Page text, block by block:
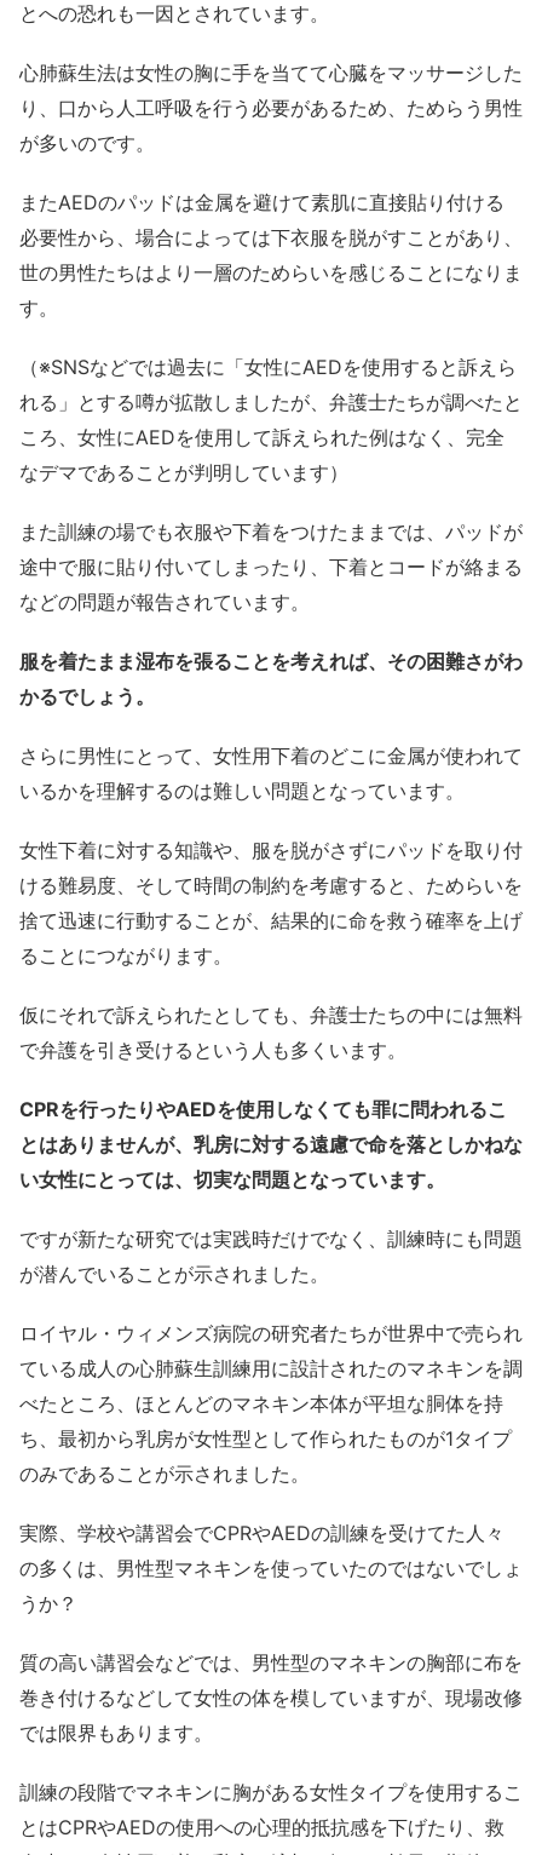
とへの恐れも一因とされています。
心肺蘇生法は女性の胸に手を当てて心臓をマッサージした
り、口から人工呼吸を行う必要があるため、ためらう男性
が多いのです。
またAEDのパッドは金属を避けて素肌に直接貼り付ける
必要性から、場合によっては下衣服を脱がすことがあり、
世の男性たちはより一層のためらいを感じることになりま
す。
（※SNSなどでは過去に「女性にAEDを使用すると訴えら
れる」とする噂が拡散しましたが、弁護士たちが調べたと
ころ、女性にAEDを使用して訴えられた例はなく、完全
なデマであることが判明しています）
また訓練の場でも衣服や下着をつけたままでは、パッドが
途中で服に貼り付いてしまったり、下着とコードが絡まる
などの問題が報告されています。
服を着たまま湿布を張ることを考えれば、その困難さがわ
かるでしょう。
さらに男性にとって、女性用下着のどこに金属が使われて
いるかを理解するのは難しい問題となっています。
女性下着に対する知識や、服を脱がさずにパッドを取り付
ける難易度、そして時間の制約を考慮すると、ためらいを
捨て迅速に行動することが、結果的に命を救う確率を上げ
ることにつながります。
仮にそれで訴えられたとしても、弁護士たちの中には無料
で弁護を引き受けるという人も多くいます。
CPRを行ったりやAEDを使用しなくても罪に問われるこ
とはありませんが、乳房に対する遠慮で命を落としかねな
い女性にとっては、切実な問題となっています。
ですが新たな研究では実践時だけでなく、訓練時にも問題
が潜んでいることが示されました。
ロイヤル・ウィメンズ病院の研究者たちが世界中で売られ
ている成人の心肺蘇生訓練用に設計されたのマネキンを調
べたところ、ほとんどのマネキン本体が平坦な胴体を持
ち、最初から乳房が女性型として作られたものが1タイプ
のみであることが示されました。
実際、学校や講習会でCPRやAEDの訓練を受けてた人々
の多くは、男性型マネキンを使っていたのではないでしょ
うか？
質の高い講習会などでは、男性型のマネキンの胸部に布を
巻き付けるなどして女性の体を模していますが、現場改修
では限界もあります。
訓練の段階でマネキンに胸がある女性タイプを使用するこ
とはCPRやAEDの使用への心理的抵抗感を下げたり、救